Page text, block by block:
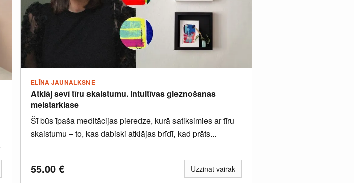
ELĪNA JAUNALKSNE
Atklāj sevī tīru skaistumu. Intuitīvas gleznošanas
meistarklase
Šī būs īpaša meditācijas pieredze, kurā satiksimies ar tīru
skaistumu – to, kas dabiski atklājas brīdī, kad prāts...
55.00 € Uzzināt vairāk